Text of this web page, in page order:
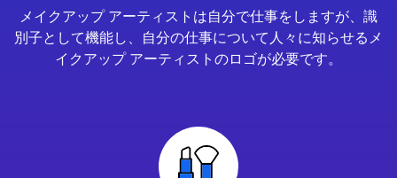
メイクアップ アーティストは自分で仕事をしますが、識
別子として機能し、自分の仕事について人々に知らせるメ
イクアップ アーティストのロゴが必要です。